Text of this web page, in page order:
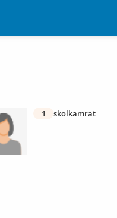
1 skolkamrat